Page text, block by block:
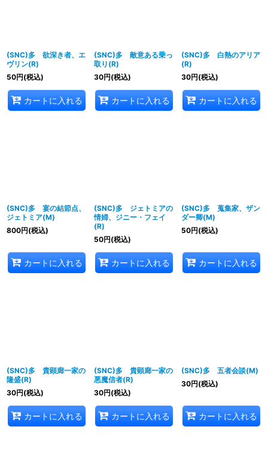
(SNC)多 欲深き者、エ
ヴリン(R)
50円(税込)
カートに入れる
(SNC)多 敵意ある乗っ
取り(R)
30円(税込)
カートに入れる
(SNC)多 白熱のアリア
(R)
30円(税込)
カートに入れる
(SNC)多 宴の結節点、
ジェトミア(M)
800円(税込)
カートに入れる
(SNC)多 ジェトミアの
情婦、ジニー・フェイ
(R)
50円(税込)
カートに入れる
(SNC)多 蒐集家、ザン
ダー卿(M)
50円(税込)
カートに入れる
(SNC)多 貴顕廊一家の
隆盛(R)
30円(税込)
カートに入れる
(SNC)多 貴顕廊一家の
悪魔信者(R)
30円(税込)
カートに入れる
(SNC)多 五者会談(M)
30円(税込)
カートに入れる